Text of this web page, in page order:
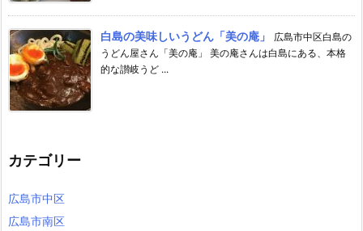
白島の美味しいうどん「美の庵」
広島市中区白島の
うどん屋さん「美の庵」 美の庵さんは白島にある、本格
的な讃岐うど ...
カテゴリー
広島市中区
広島市南区